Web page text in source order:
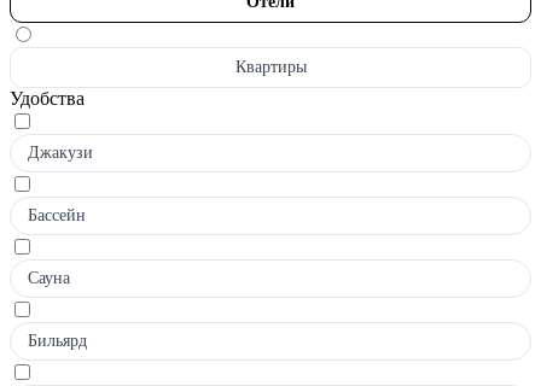
Квартиры
Удобства
Джакузи
Бассейн
Сауна
Бильярд